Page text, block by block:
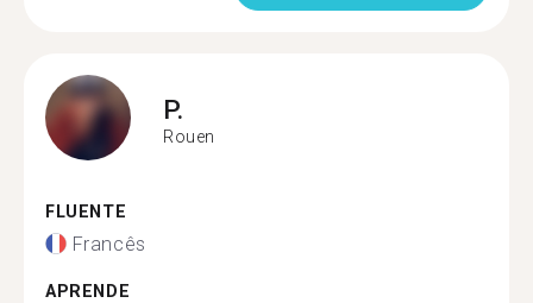
P.
Rouen
FLUENTE
Francês
APRENDE